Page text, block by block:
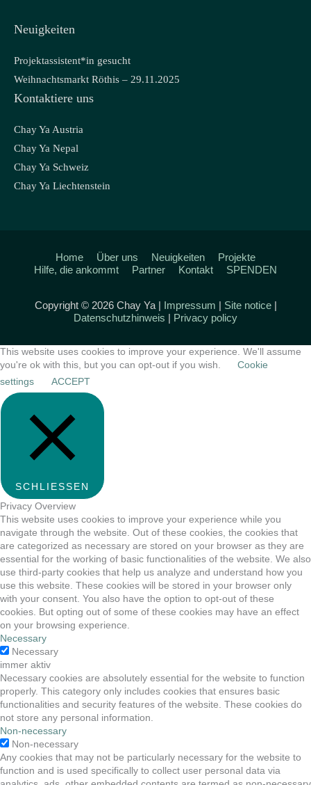
Neuigkeiten
Projektassistent*in gesucht
Weihnachtsmarkt Röthis – 29.11.2025
Kontaktiere uns
Chay Ya Austria
Chay Ya Nepal
Chay Ya Schweiz
Chay Ya Liechtenstein
Home Über uns Neuigkeiten
Projekte
Hilfe, die ankommt
Partner Kontakt SPENDEN
Copyright © 2026 Chay Ya | Impressum | Site notice|
Datenschutzhinweis | Privacy policy
This website uses cookies to improve your experience. We'll assume
you're ok with this, but you can opt-out if you wish.
Cookie
settings
ACCEPT
SCHLIESSEN
Privacy Overview
This website uses cookies to improve your experience while you
navigate through the website. Out of these cookies, the cookies that
are categorized as necessary are stored on your browser as they are
essential for the working of basic functionalities of the website. We also
use third-party cookies that help us analyze and understand how you
use this website. These cookies will be stored in your browser only
with your consent. You also have the option to opt-out of these
cookies. But opting out of some of these cookies may have an effect
on your browsing experience.
Necessary
Necessary
immer aktiv
Necessary cookies are absolutely essential for the website to function
properly. This category only includes cookies that ensures basic
functionalities and security features of the website. These cookies do
not store any personal information.
Non-necessary
Non-necessary
Any cookies that may not be particularly necessary for the website to
function and is used specifically to collect user personal data via